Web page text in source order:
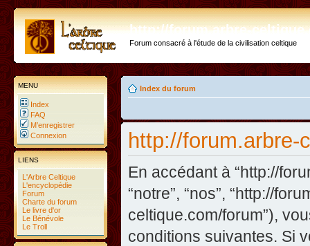
http://forum.arbre-
Forum consacré à l'étude de la civilisation celtique
MENU
Index
FAQ
M’enregistrer
Connexion
LIENS
L'Arbre Celtique
L'encyclopédie
Forum
Charte du forum
Le livre d'or
Le Bénévole
Le Troll
Index du forum
http://forum.arbre-
En accédant à “http://
“notre”, “nos”, “http://
celtique.com/forum”),
conditions suivantes. Si